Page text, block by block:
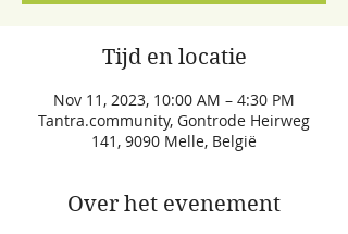
Tijd en locatie
Nov 11, 2023, 10:00 AM – 4:30 PM
Tantra.community, Gontrode Heirweg
141, 9090 Melle, België
Over het evenement